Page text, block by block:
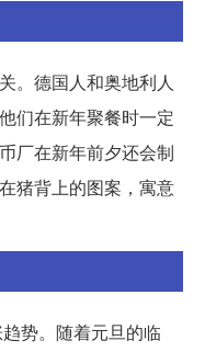
。德国人和奥地利人
们在新年聚餐时一定
厂在新年前夕还会制
猪背上的图案，寓意
势。随着元旦的临